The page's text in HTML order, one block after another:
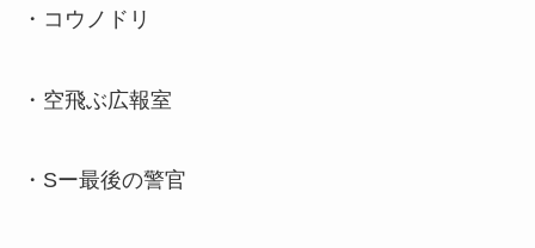
・コウノドリ
・空飛ぶ広報室
・Sー最後の警官